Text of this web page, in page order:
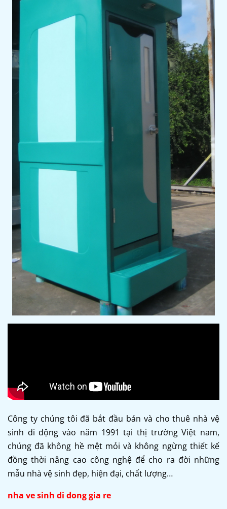
Công ty chúng tôi đã bắt đầu bán và cho thuê nhà vệ
sinh di động vào năm 1991 tại thị trường Việt nam,
chúng đã không hề mệt mỏi và không ngừng thiết kế
đồng thời nâng cao công nghệ để cho ra đời những
mẫu nhà vệ sinh đẹp, hiện đại, chất lượng…
nha ve sinh di dong gia re